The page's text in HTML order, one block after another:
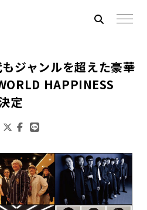
ジャンルを超えた豪華
HAPPINESS
定